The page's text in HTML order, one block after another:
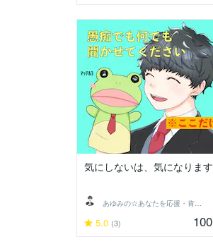
気にしないは、気になります
5.0 (3) 100